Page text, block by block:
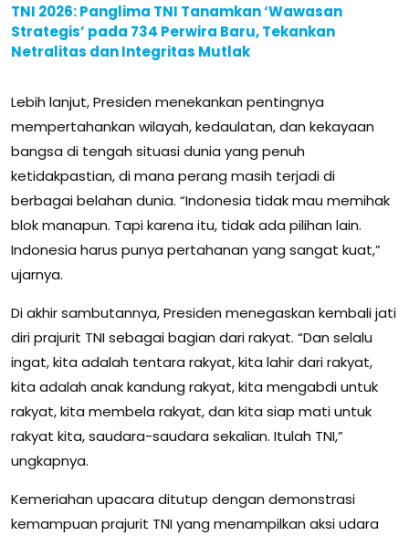
TNI 2026: Panglima TNI Tanamkan ‘Wawasan
Strategis’ pada 734 Perwira Baru, Tekankan
Netralitas dan Integritas Mutlak
Lebih lanjut, Presiden menekankan pentingnya
mempertahankan wilayah, kedaulatan, dan kekayaan
bangsa di tengah situasi dunia yang penuh
ketidakpastian, di mana perang masih terjadi di
berbagai belahan dunia. “Indonesia tidak mau memihak
blok manapun. Tapi karena itu, tidak ada pilihan lain.
Indonesia harus punya pertahanan yang sangat kuat,”
ujarnya.
Di akhir sambutannya, Presiden menegaskan kembali jati
diri prajurit TNI sebagai bagian dari rakyat. “Dan selalu
ingat, kita adalah tentara rakyat, kita lahir dari rakyat,
kita adalah anak kandung rakyat, kita mengabdi untuk
rakyat, kita membela rakyat, dan kita siap mati untuk
rakyat kita, saudara-saudara sekalian. Itulah TNI,”
ungkapnya.
Kemeriahan upacara ditutup dengan demonstrasi
kemampuan prajurit TNI yang menampilkan aksi udara